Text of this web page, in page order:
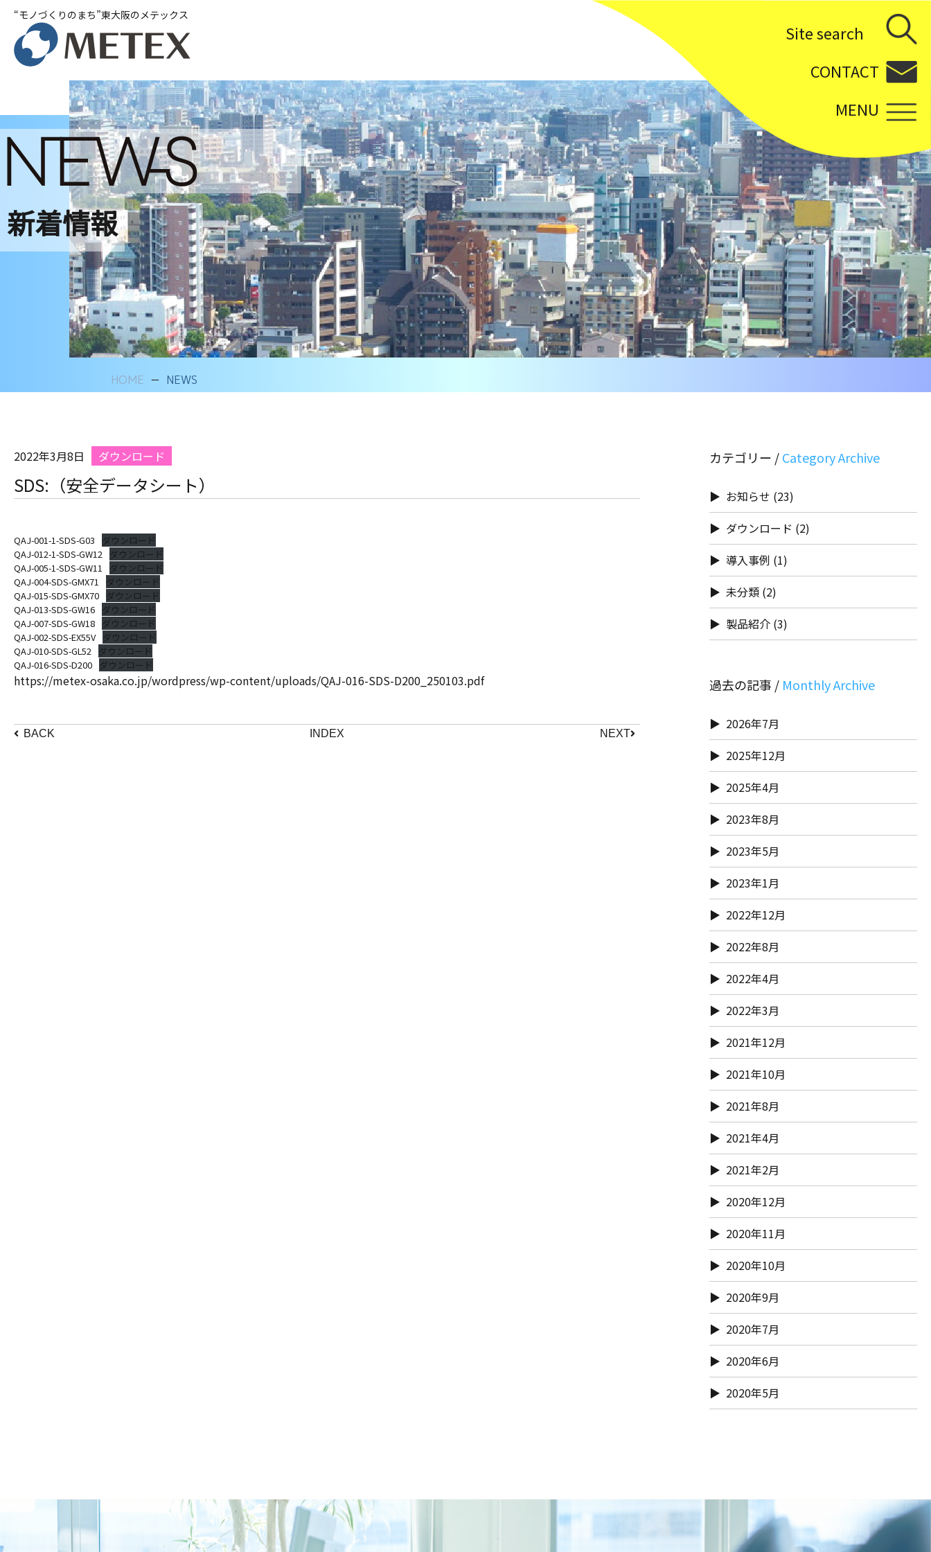
“モノづくりのまち”東大阪のメテックス
Site search
CONTACT
MENU
新着情報
HOME NEWS
2022年3月8日 ダウンロード
SDS:（安全データシート）
QAJ-001-1-SDS-G03
ダウンロード
QAJ-012-1-SDS-GW12 ダウンロード
QAJ-005-1-SDS-GW11
ダウンロード
QAJ-004-SDS-GMX71
ダウンロード
QAJ-015-SDS-GMX70 ダウンロード
QAJ-013-SDS-GW16 ダウンロード
QAJ-007-SDS-GW18 ダウンロード
QAJ-002-SDS-EX55V ダウンロード
QAJ-010-SDS-GL52 ダウンロード
QAJ-016-SDS-D200 ダウンロード
https://metex-osaka.co.jp/wordpress/wp-content/uploads/QAJ-016-SDS-D200_250103.pdf:
BACK INDEX NEXT
カテゴリー /
お知らせ (23)
ダウンロード (2)
導入事例 (1)
未分類 (2)
製品紹介 (3)
過去の記事 /
2026年7月
2025年12月
2025年4月
2023年8月
2023年5月
2023年1月
2022年12月
2022年8月
2022年4月
2022年3月
2021年12月
2021年10月
2021年8月
2021年4月
2021年2月
2020年12月
2020年11月
2020年10月
2020年9月
2020年7月
2020年6月
2020年5月